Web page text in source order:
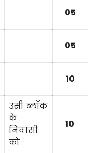
05
05
10
उसी ब्लॉक
के
निवासी
को
10